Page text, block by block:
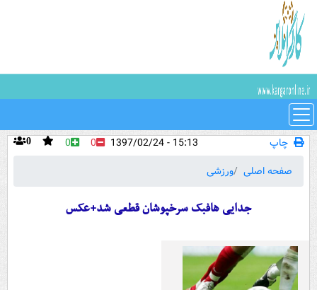
چاپ 0 0 0
15:13 - 1397/02/24
صفحه اصلی
ورزشی
جدایی هافبک سرخپوشان قطعی شد+عکس